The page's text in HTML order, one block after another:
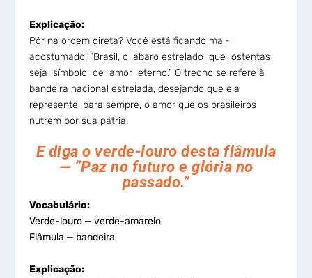
Explicação:
Pôr na ordem direta? Você está ficando mal-
acostumado! “Brasil, o lábaro estrelado que ostentas
seja símbolo de amor eterno.” O trecho se refere à
bandeira nacional estrelada, desejando que ela
represente, para sempre, o amor que os brasileiros
nutrem por sua pátria.
E diga o verde-louro desta flâmula
— “Paz no futuro e glória no
passado.”
Vocabulário:
Verde-louro — verde-amarelo
Flâmula — bandeira
Explicação: